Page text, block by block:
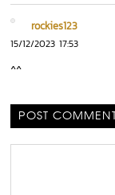
rockies123
15/12/2023 17:53
^^
POST COMMENT